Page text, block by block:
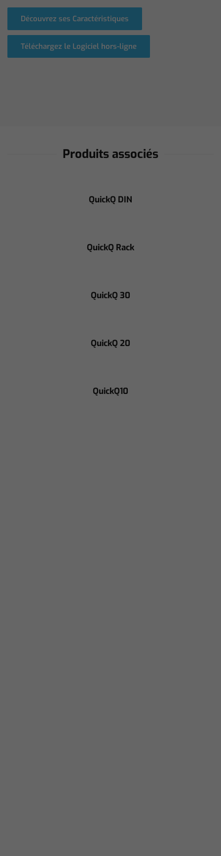
Découvrez ses Caractéristiques
Téléchargez le Logiciel hors-ligne
Produits associés
QuickQ DIN
QuickQ Rack
QuickQ 30
QuickQ 20
QuickQ10